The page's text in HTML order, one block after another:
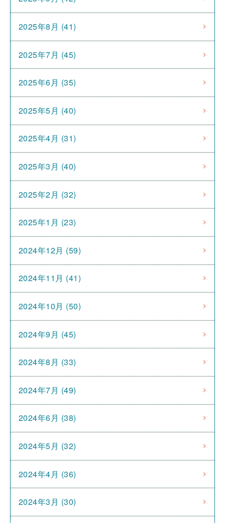
2025年8月 (41)
2025年7月 (45)
2025年6月 (35)
2025年5月 (40)
2025年4月 (31)
2025年3月 (40)
2025年2月 (32)
2025年1月 (23)
2024年12月 (59)
2024年11月 (41)
2024年10月 (50)
2024年9月 (45)
2024年8月 (33)
2024年7月 (49)
2024年6月 (38)
2024年5月 (32)
2024年4月 (36)
2024年3月 (30)